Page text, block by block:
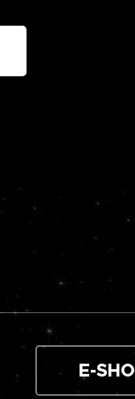
E-